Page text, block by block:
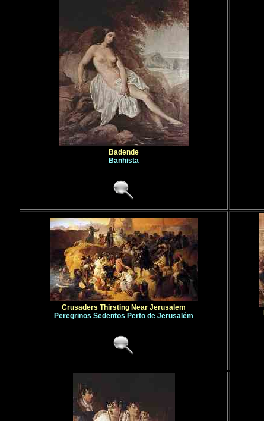
Badende
Banhista
Crusaders Thirsting Near Jerusalem
Peregrinos Sedentos Perto de Jerusalém